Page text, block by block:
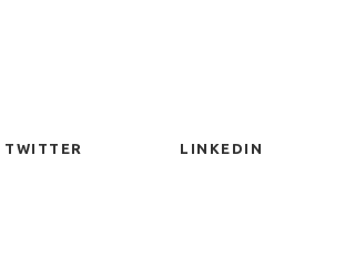
TWITTER LINKEDIN